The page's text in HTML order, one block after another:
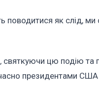
поводитися як слід,
святкуючи цю подію та
президентами США